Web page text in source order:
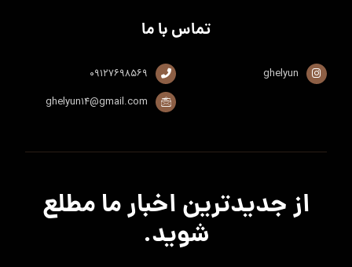
تماس با ما
۰۹۱۲۷۶۹۸۵۶۹
ghelyun
ghelyun۱۴@gmail.com
از جدیدترین اخبار ما مطلع
شوید.